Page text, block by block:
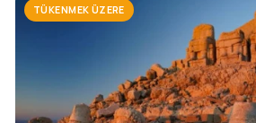
Rezervasyon ve
TÜKENMEK ÜZERE